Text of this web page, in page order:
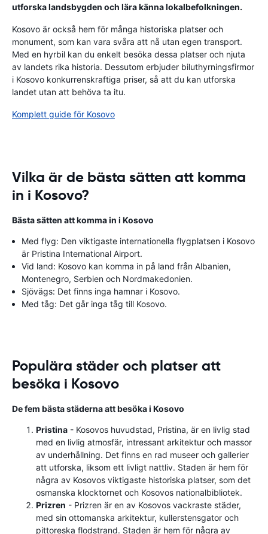
utforska landsbygden och lära känna lokalbefolkningen.
Kosovo är också hem för många historiska platser och
monument, som kan vara svåra att nå utan egen transport.
Med en hyrbil kan du enkelt besöka dessa platser och njuta
av landets rika historia. Dessutom erbjuder biluthyrningsfirmor
i Kosovo konkurrenskraftiga priser, så att du kan utforska
landet utan att behöva ta itu.
Komplett guide för Kosovo
Vilka är de bästa sätten att komma
in i Kosovo?
Bästa sätten att komma in i Kosovo
Med flyg: Den viktigaste internationella flygplatsen i Kosovo
är Pristina International Airport.
Vid land: Kosovo kan komma in på land från Albanien,
Montenegro, Serbien och Nordmakedonien.
Sjövägs: Det finns inga hamnar i Kosovo.
Med tåg: Det går inga tåg till Kosovo.
Populära städer och platser att
besöka i Kosovo
De fem bästa städerna att besöka i Kosovo
Pristina - Kosovos huvudstad, Pristina, är en livlig stad
med en livlig atmosfär, intressant arkitektur och massor
av underhållning. Det finns en rad museer och gallerier
att utforska, liksom ett livligt nattliv. Staden är hem för
några av Kosovos viktigaste historiska platser, som det
osmanska klocktornet och Kosovos nationalbibliotek.
Prizren - Prizren är en av Kosovos vackraste städer,
med sin ottomanska arkitektur, kullerstensgator och
pittoreska flodstrand. Staden är hem för några av